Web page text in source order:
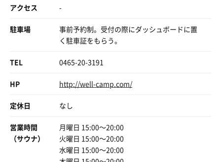
アクセス -
駐車場
事前予約制。受付の際にダッシュボードに置
く駐車証をもらう。
TEL 0465-20-3191
HP http://well-camp.com/
定休日 なし
営業時間
（サウナ）
月曜日 15:00〜20:00
火曜日 15:00〜20:00
水曜日 15:00〜20:00